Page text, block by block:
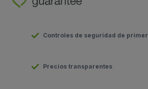
Controles de seguridad de
Precios transparentes